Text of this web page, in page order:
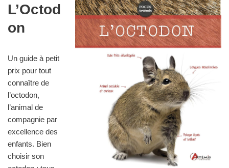
L’Octod
on
Un guide à petit
prix pour tout
connaître de
l’octodon,
l’animal de
compagnie par
excellence des
enfants. Bien
choisir son